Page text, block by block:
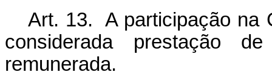
Art. 13. A participação na
considerada prestação
remunerada.